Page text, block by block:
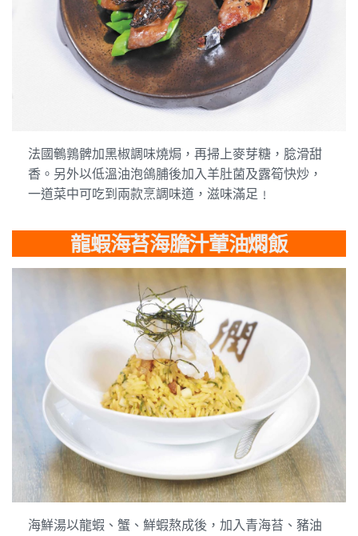
法國鵪鶉髀加黑椒調味燒焗，再掃上麥芽糖，腍滑甜
香。另外以低溫油泡鴿脯後加入羊肚菌及露筍快炒，
一道菜中可吃到兩款烹調味道，滋味滿足﹗
龍蝦海苔海膽汁葷油燜飯
海鮮湯以龍蝦、蟹、鮮蝦熬成後，加入青海苔、豬油